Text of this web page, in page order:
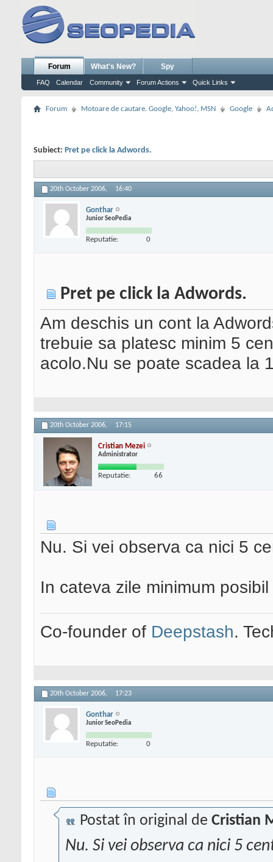
Forum
FAQ Calendar Community Forum Actions Quick Links
What's New? Spy
Forum Motoare de cautare. Google, Yahoo!, MSN Google
Subiect: Pret pe click la Adwords.
20th October 2006, 16:40
Gonthar
Junior SeoPedia
Reputatie: 0
Pret pe click la Adwords.
Am deschis un cont la
trebuie sa platesc minim 5
acolo.Nu se poate scadea la
20th October 2006, 17:15
Cristian Mezei
Administrator
Reputatie: 66
Nu. Si vei observa ca nici 5
In cateva zile minimum
Co-founder of Deepstash.
20th October 2006, 17:23
Gonthar
Junior SeoPedia
Reputatie: 0
Postat în original de Cristian
Nu. Si vei observa ca nici 5